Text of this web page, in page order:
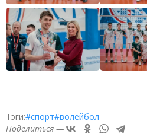
Тэги:#спорт#волейбол
Поделиться —